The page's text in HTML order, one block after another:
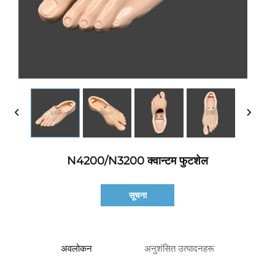
N4200/N3200 क्वान्टम फुटशेल
सूचना
अवलोकन अनुशंसित उत्पादनहरू